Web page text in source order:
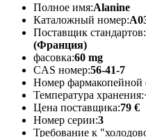
Полное имя:Alanine
Каталожный номер:
Поставщик стандартов:
(Франция)
фасовка:60 mg
CAS номер:56-41-7
Номер фармакопейной
Температура хранения:
Цена поставщика:79 €
Номер серии:3
Требование к